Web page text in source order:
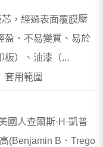
，經過表面覆膜壓
盈、不易變質、易於
板）、油漆（...
用範圍
國人查爾斯·H·凱普
(Benjamin B．Trego